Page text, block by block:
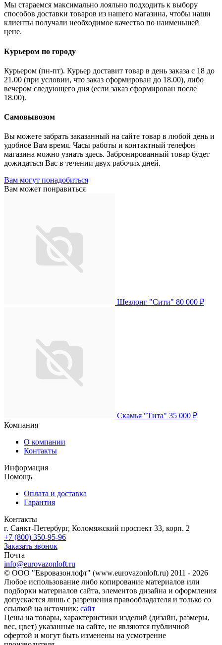
Мы стараемся максимально лояльно подходить к выбору
способов доставки товаров из нашего магазина, чтобы наши
клиенты получали необходимое качество по наименьшей
цене.
Курьером по городу
Курьером (пн-пт). Курьер доставит товар в день заказа с 18 до
21.00 (при условии, что заказ сформирован до 18.00), либо
вечером следующего дня (если заказ сформирован после
18.00).
Самовывозом
Вы можете забрать заказанный на сайте товар в любой день и
удобное Вам время. Часы работы и контактный телефон
магазина можно узнать здесь. Забронированный товар будет
дожидаться Вас в течении двух рабочих дней.
Вам могут понадобиться
Вам может понравиться
Шезлонг "Сити" 80 000 ₽
Скамья "Тита" 35 000 ₽
Компания
О компании
Контакты
Информация
Помощь
Оплата и доставка
Гарантия
Контакты
г. Санкт-Петербург, Коломяжский проспект 33, корп. 2
+7 (800) 350-95-96
Заказать звонок
Почта
info@eurovazonloft.ru
© ООО "Евровазонлофт" (www.eurovazonloft.ru) 2011 - 2026
Любое использование либо копирование материалов или
подборки материалов сайта, элементов дизайна и оформления
допускается лишь с разрешения правообладателя и только со
ссылкой на источник: сайт
Цены на товары, характеристики изделий (дизайн, размеры,
вес, цвет) указанные на сайте, не являются публичной
офертой и могут быть изменены на усмотрение